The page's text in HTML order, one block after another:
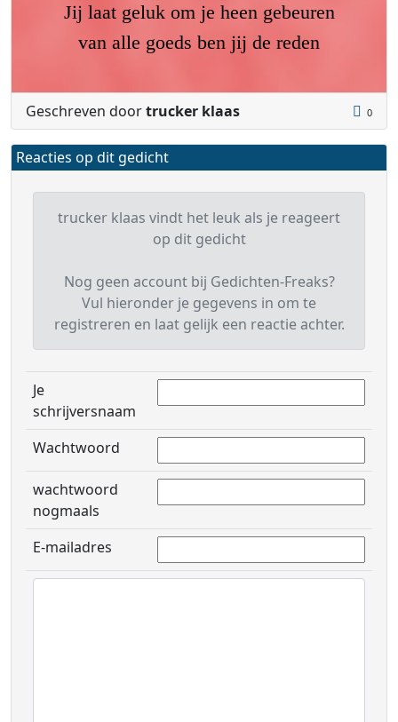
Jij laat geluk om je heen gebeuren
van alle goeds ben jij de reden
Geschreven doortrucker klaas 0
Reacties op dit gedicht
trucker klaas vindt het leuk als je reageert
op dit gedicht
Nog geen account bij Gedichten-Freaks?
Vul hieronder je gegevens in om te
registreren en laat gelijk een reactie achter.
Je
schrijversnaam
Wachtwoord
wachtwoord
nogmaals
E-mailadres